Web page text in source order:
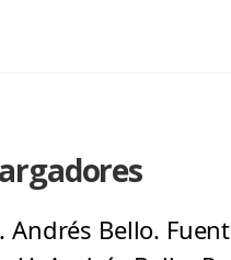
Bello.